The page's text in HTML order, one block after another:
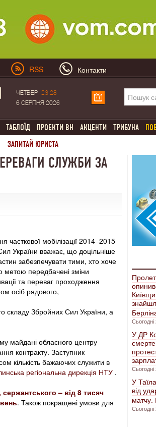
RSS Контакти
ЧЕТВЕР
23:28
6 СЕРПНЯ 2026
ТАБЛОЇД ПРОЕКТИ ВН АКЦЕНТИ ТРИБУНА
ЗАПИТАЙ ЮРИСТА
СЛУЖБИ ЗА
часткової мобілізації 2014–2015
України вважає, що доцільніше
забезпечувати тими, хто хоче
метою передбачені зміни
та переваг проходження
осіб рядового,
складу Збройних Сил України, а
майдані обласного центру
контракту. Заступник
кількість бажаючих служити в
регіональна дирекція НТУ .
– від 8 тисяч
. Також покращені умови для
У ДР
У
від
матчу.